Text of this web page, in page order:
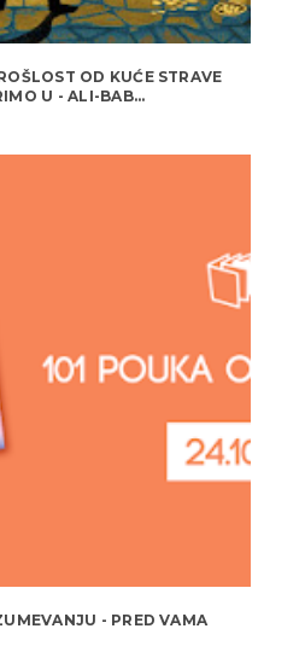
OD KUĆE STRAVE
U - ALI-BAB...
- PRED VAMA